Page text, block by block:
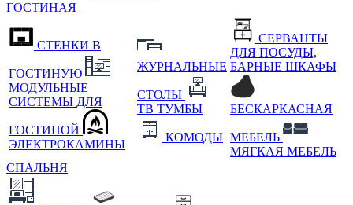
ГОСТИНАЯ
СТЕНКИ В
ГОСТИНУЮ
МОДУЛЬНЫЕ
СИСТЕМЫ ДЛЯ
ГОСТИНОЙ
ЭЛЕКТРОКАМИНЫ
ЖУРНАЛЬНЫЕ
СТОЛЫ
ТВ ТУМБЫ
КОМОДЫ
СЕРВАНТЫ
ДЛЯ ПОСУДЫ,
БАРНЫЕ ШКАФЫ
БЕСКАРКАСНАЯ
МЕБЕЛЬ
МЯГКАЯ МЕБЕЛЬ
СПАЛЬНЯ